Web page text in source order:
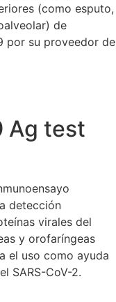
(como esputo,
de
por su proveedor de
Ag test
detección
virales del
y orofaríngeas
el uso como ayuda
SARS-CoV-2.